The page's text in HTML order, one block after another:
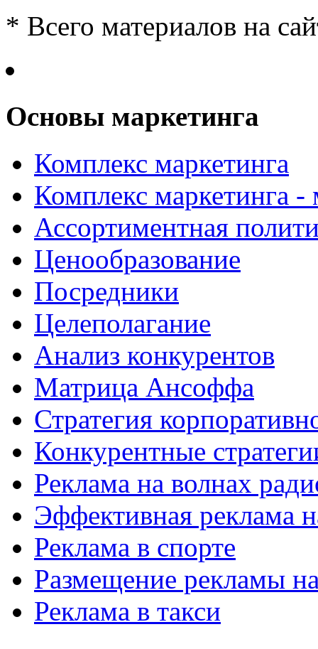
* Всего материалов на
Основы маркетинга
Комплекс маркетинга
Комплекс маркетинга
Ассортиментная
Ценообразование
Посредники
Целеполагание
Анализ конкурентов
Матрица Ансоффа
Стратегия
Конкурентные
Реклама на волнах
Эффективная реклама
Реклама в спорте
Размещение рекламы
Реклама в такси